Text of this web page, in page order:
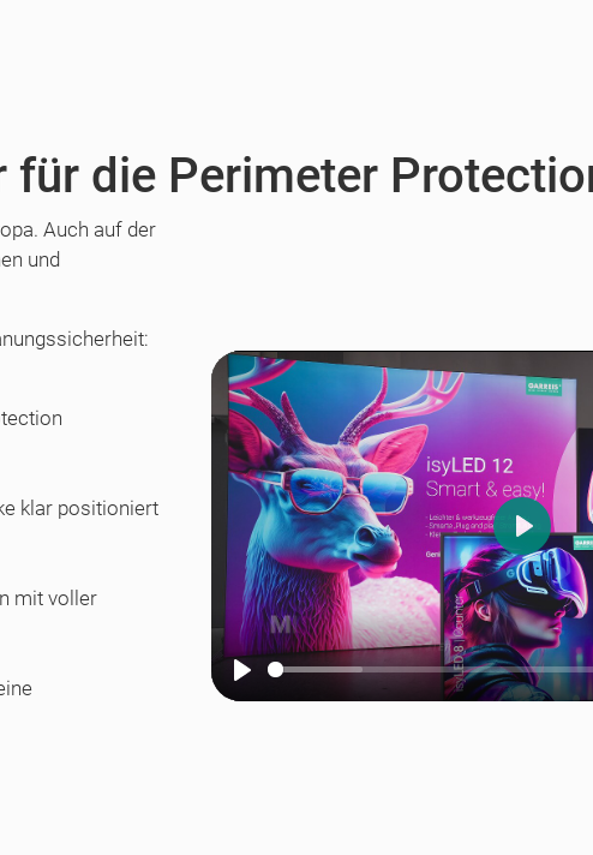
für die Perimeter
Auch auf der
und
klar positioniert
mit voller
Play
Play